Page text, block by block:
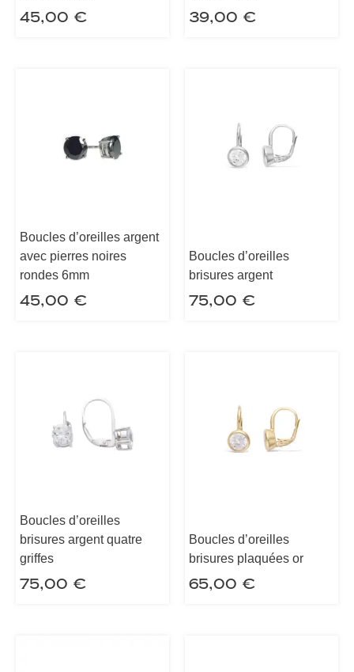
45,00 € 39,00 €
Boucles d’oreilles argent
avec pierres noires
rondes 6mm
45,00 €
Boucles d’oreilles
brisures argent
75,00 €
Boucles d’oreilles
brisures argent quatre
griffes
75,00 €
Boucles d’oreilles
brisures plaquées or
65,00 €